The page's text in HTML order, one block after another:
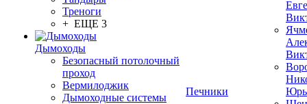
Треноги
+ ЕЩЕ 3
Дымоходы
Безопасный потолочный
проход
Вермилоджик
Дымоходные системы
Печники